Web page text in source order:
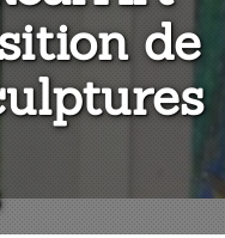
de